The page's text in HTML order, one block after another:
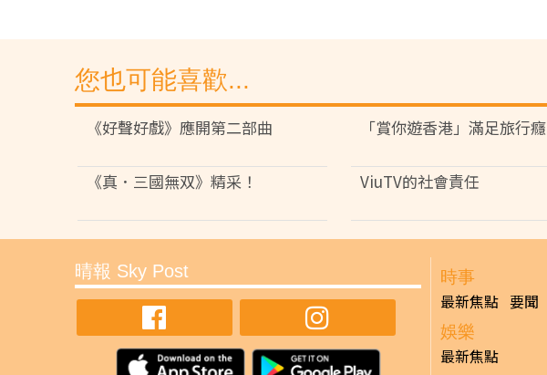
您也可能喜歡...
《好聲好戲》應開第二部曲 「賞你遊香港」滿足旅行癮
《真．三國無双》精采！ ViuTV的社會責任
晴報 Sky Post 時事
最新焦點 要聞
娛樂
最新焦點